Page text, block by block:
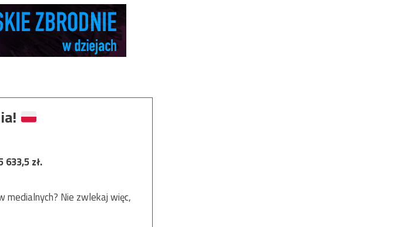
633,5zł.
Nie zwlekaj więc,